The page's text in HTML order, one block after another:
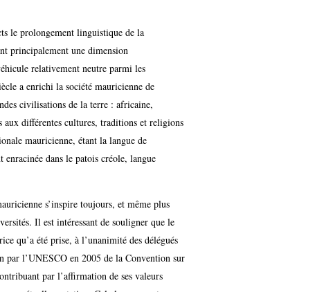
le prolongement linguistique de la
principalement une dimension
relativement neutre parmi les
a enrichi la société mauricienne de
civilisations de la terre : africaine,
aux différentes cultures, traditions et religions
mauricienne, étant la langue de
dans le patois créole, langue
s’inspire toujours, et même plus
Il est intéressant de souligner que le
qu’a été prise, à l’unanimité des délégués
par l’UNESCO en 2005 de la Convention sur
par l’affirmation de ses valeurs